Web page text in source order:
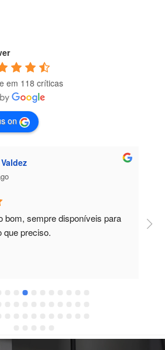
em 118 críticas
on
sempre disponíveis para
Pela